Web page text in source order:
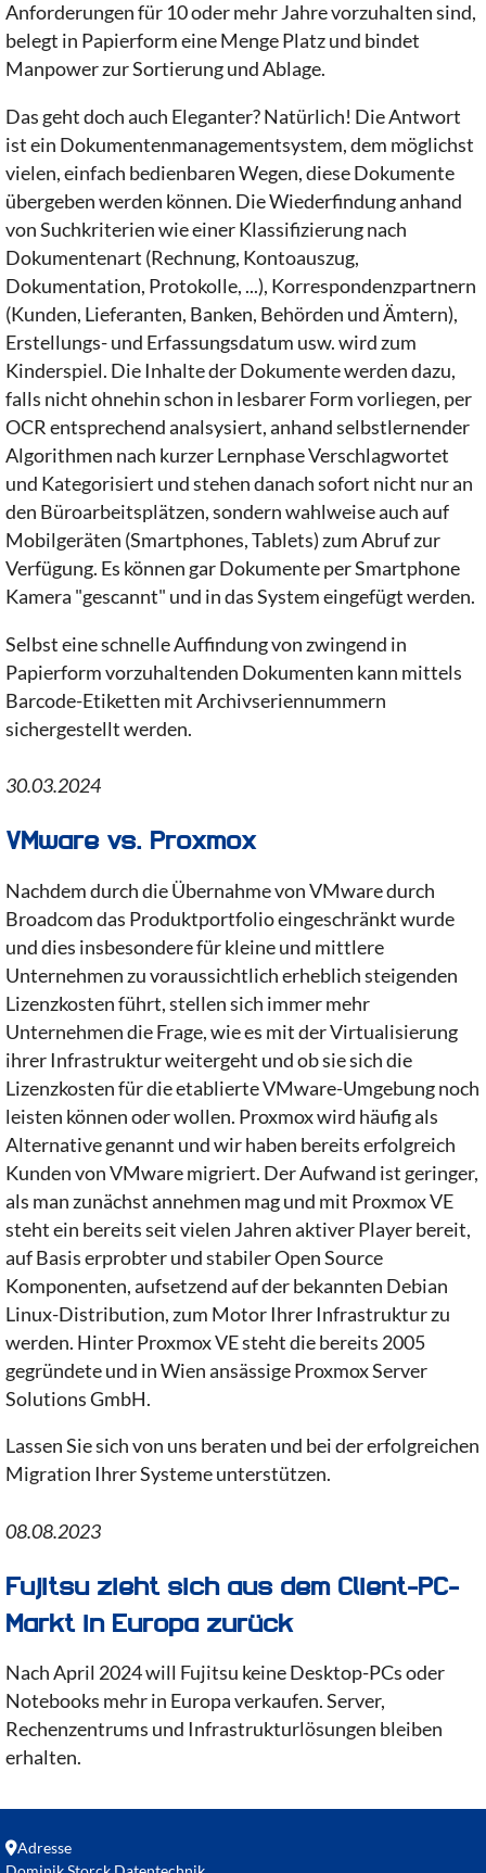
Anforderungen für 10 oder mehr Jahre vorzuhalten sind,
belegt in Papierform eine Menge Platz und bindet
Manpower zur Sortierung und Ablage.
Das geht doch auch Eleganter? Natürlich! Die Antwort
ist ein Dokumentenmanagementsystem, dem möglichst
vielen, einfach bedienbaren Wegen, diese Dokumente
übergeben werden können. Die Wiederfindung anhand
von Suchkriterien wie einer Klassifizierung nach
Dokumentenart (Rechnung, Kontoauszug,
Dokumentation, Protokolle, ...), Korrespondenzpartnern
(Kunden, Lieferanten, Banken, Behörden und Ämtern),
Erstellungs- und Erfassungsdatum usw. wird zum
Kinderspiel. Die Inhalte der Dokumente werden dazu,
falls nicht ohnehin schon in lesbarer Form vorliegen, per
OCR entsprechend analsysiert, anhand selbstlernender
Algorithmen nach kurzer Lernphase Verschlagwortet
und Kategorisiert und stehen danach sofort nicht nur an
den Büroarbeitsplätzen, sondern wahlweise auch auf
Mobilgeräten (Smartphones, Tablets) zum Abruf zur
Verfügung. Es können gar Dokumente per Smartphone
Kamera "gescannt" und in das System eingefügt werden.
Selbst eine schnelle Auffindung von zwingend in
Papierform vorzuhaltenden Dokumenten kann mittels
Barcode-Etiketten mit Archivseriennummern
sichergestellt werden.
30.03.2024
VMware vs. Proxmox
Nachdem durch die Übernahme von VMware durch
Broadcom das Produktportfolio eingeschränkt wurde
und dies insbesondere für kleine und mittlere
Unternehmen zu voraussichtlich erheblich steigenden
Lizenzkosten führt, stellen sich immer mehr
Unternehmen die Frage, wie es mit der Virtualisierung
ihrer Infrastruktur weitergeht und ob sie sich die
Lizenzkosten für die etablierte VMware-Umgebung noch
leisten können oder wollen. Proxmox wird häufig als
Alternative genannt und wir haben bereits erfolgreich
Kunden von VMware migriert. Der Aufwand ist geringer,
als man zunächst annehmen mag und mit Proxmox VE
steht ein bereits seit vielen Jahren aktiver Player bereit,
auf Basis erprobter und stabiler Open Source
Komponenten, aufsetzend auf der bekannten Debian
Linux-Distribution, zum Motor Ihrer Infrastruktur zu
werden. Hinter Proxmox VE steht die bereits 2005
gegründete und in Wien ansässige Proxmox Server
Solutions GmbH.
Lassen Sie sich von uns beraten und bei der erfolgreichen
Migration Ihrer Systeme unterstützen.
08.08.2023
Fujitsu zieht sich aus dem Client-PC-
Markt in Europa zurück
Nach April 2024 will Fujitsu keine Desktop-PCs oder
Notebooks mehr in Europa verkaufen. Server,
Rechenzentrums und Infrastrukturlösungen bleiben
erhalten.
Adresse